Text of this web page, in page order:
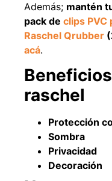
Además; mantén
pack de clips PVC
Raschel Qrubber
acá.
raschel
Protección
Sombra
Privacidad
Decoración
Empaquetadura 3/16"
4.8mm neopreno con 1
$803.797
Agregar al carrito